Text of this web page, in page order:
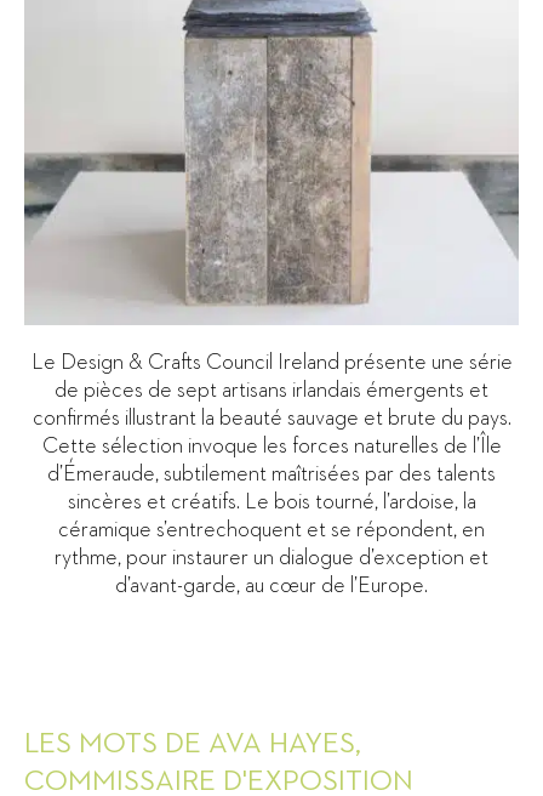
Le Design & Crafts Council Ireland présente une série
de pièces de sept artisans irlandais émergents et
confirmés illustrant la beauté sauvage et brute du pays.
Cette sélection invoque les forces naturelles de l’Île
d’Émeraude, subtilement maîtrisées par des talents
sincères et créatifs. Le bois tourné, l’ardoise, la
céramique s’entrechoquent et se répondent, en
rythme, pour instaurer un dialogue d’exception et
d’avant-garde, au cœur de l’Europe.
LES MOTS DE AVA HAYES,
COMMISSAIRE D'EXPOSITION